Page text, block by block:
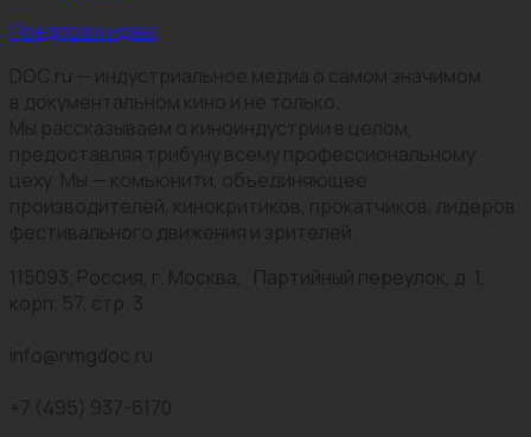
Предложи идею
DOC.ru — индустриальное медиа о самом значимом
в документальном кино и не только.
Мы рассказываем о киноиндустрии в целом,
предоставляя трибуну всему профессиональному
цеху. Мы — комьюнити, объединяющее
производителей, кинокритиков, прокатчиков, лидеров
фестивального движения и зрителей.
115093, Россия, г. Москва, Партийный переулок, д. 1,
корп. 57, стр. 3
info@nmgdoc.ru
+7 (495) 937-6170